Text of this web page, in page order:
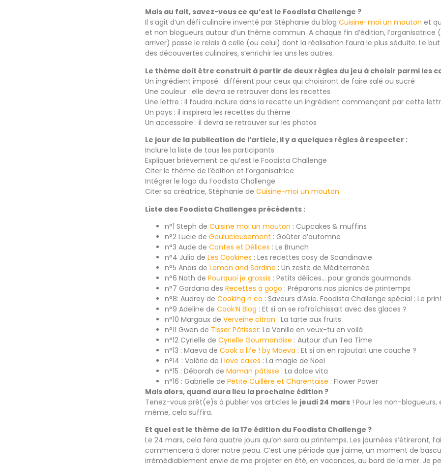
Mais au fait, savez-vous ce qu’est le Foodista Challenge ?
Il s’agit d’un défi culinaire inventé par Stéphanie du blog Cuisine-moi un mouton et
et non blogueurs autour d’un thème commun. A chaque fin d’édition, l’organisatrice
arriver) passe le relais à celle (ou celui) dont la réalisation l’aura le plus séduite. Le
des découvertes culinaires, s’enrichir les uns les autres.
Le thème doit être construit à partir de deux règles du jeu à choisir parmi les
Un ingrédient imposé : différent pour ceux qui choisiront de faire salé ou sucré
Une couleur : elle devra se retrouver dans les recettes
Une lettre : il faudra inclure dans la recette un ingrédient commençant par cette
Un pays : il inspirera les recettes du thème
Un accessoire : il devra se retrouver sur les photos
Le jour de la publication de l’article, il y a quelques règles à respecter :
Inclure la liste de tous les participants
Expliquer brièvement ce qu’est le Foodista Challenge
Citer le thème de l’édition et l’organisatrice
Intégrer le logo du Foodista Challenge
Citer sa créatrice, Stéphanie de Cuisine-moi un mouton
Liste des Foodista Challenges précédents :
n°1 Steph de Cuisine moi un mouton : Cupcakes & muffins
n°2 Lucie de Goulucieusement : Goûter d’automne
n°3 Aude de Contes et Délices : Le Brunch
n°4 Julia de Les Cookines : Les recettes cosy de Scandinavie
n°5 Anaïs de Lemon and Sardine : Un zeste de Méditerranée
n°6 Nath de Pourquoi je grossis : Petits délices… pour grands gourmands
n°7 Gordana des Recettes à gogo : Préparons nos picnics de printemps
n°8: Audrey de Cooking n co : Saveurs d’Asie. Foodista Challenge spécial : Le
n°9 Adeline de Cook’N Blog : Et si on se rafraîchissait avec des glaces ?
n°10 Margaux de Verveine citron : La tarte aux fruits
n°11 Gwen de Tisser Pâtisser: La Vanille en veux-tu en voilà
n°12 Cyrielle de Cyrielle Gourmandise : Autour d’un Tea Time
n°13 : Maeva de Cook a life ! by Maeva : Et si on en rajoutait une couche ?
n°14 : Valérie de I love cakes : La magie de Noël
n°15 : Déborah de Maman pâtisse : La dolce vita
n°16 : Gabrielle de Petite Cuillère et Charentaise : Flower Power
Mais alors, quand aura lieu la prochaine édition ?
Tenez-vous prêt(e)s à publier vos articles le jeudi 24 mars ! Pour les non-
même, cela suffira.
Et quel est le thème de la 17e édition du Foodista Challenge ?
Le 24 mars, cela fera quatre jours qu’on sera au printemps. Les journées s’étireront,
commencera à dorer notre peau. C’est une période que j’aime, un moment de
irrémédiablement envie de me projeter en été, en vacances, au bord de la mer. Je